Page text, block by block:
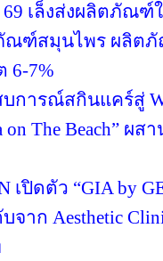
เล็งส่งผลิตภัณฑ์
ฑ์สมุนไพร ผลิตภั
6-7%
การณ์สกินแคร์สู่
on The Beach”
เปิดตัว “GIA by
บจาก Aesthetic